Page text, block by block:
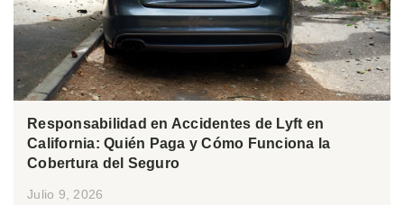
Responsabilidad en Accidentes de Lyft en
California: Quién Paga y Cómo Funciona la
Cobertura del Seguro
Julio 9, 2026